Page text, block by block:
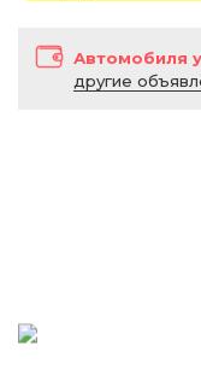
Автомобиля
другие